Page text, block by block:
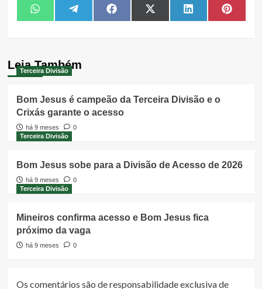
Share
on
WhatsAppShare
on
TelegramShare
on
FacebookShare
on
X
(Twitter)
Share
on
LinkedIn Share
on
Leia Também
Terceira Divisão
Bom Jesus é campeão da Terceira Divisão e o
Crixás garante o acesso
há 9 meses
0
Terceira Divisão
Bom Jesus sobe para a Divisão de Acesso de 2026
há 9 meses
0
Terceira Divisão
Mineiros confirma acesso e Bom Jesus fica
próximo da vaga
há 9 meses 0
Os comentários são de responsabilidade exclusiva de